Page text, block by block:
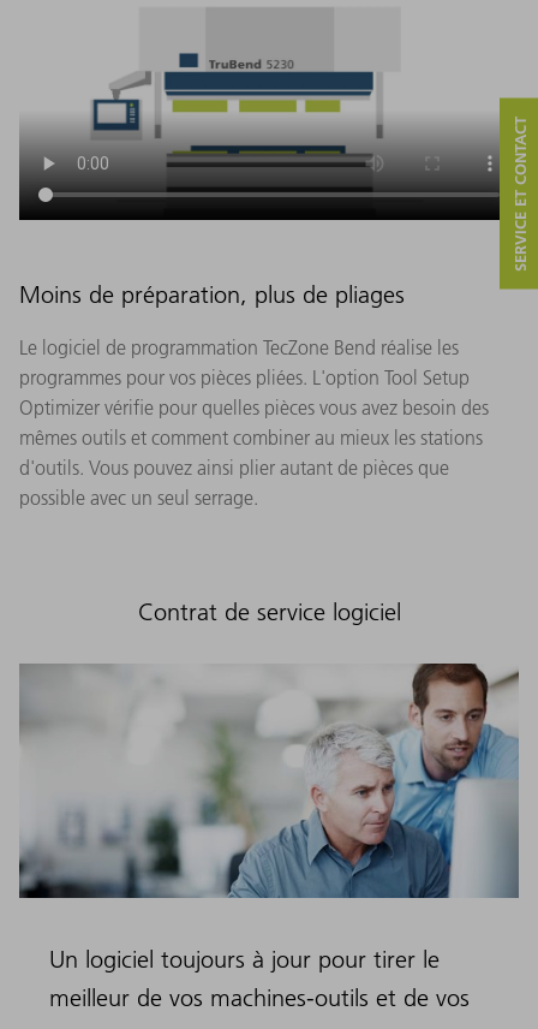
Moins de préparation, plus de pliages
Le logiciel de programmation TecZone Bend réalise les
programmes pour vos pièces pliées. L'option Tool Setup
Optimizer vérifie pour quelles pièces vous avez besoin des
mêmes outils et comment combiner au mieux les stations
d'outils. Vous pouvez ainsi plier autant de pièces que
possible avec un seul serrage.
Contrat de service logiciel
Un logiciel toujours à jour pour tirer le
meilleur de vos machines-outils et de vos
SERVICE ET CONTACT